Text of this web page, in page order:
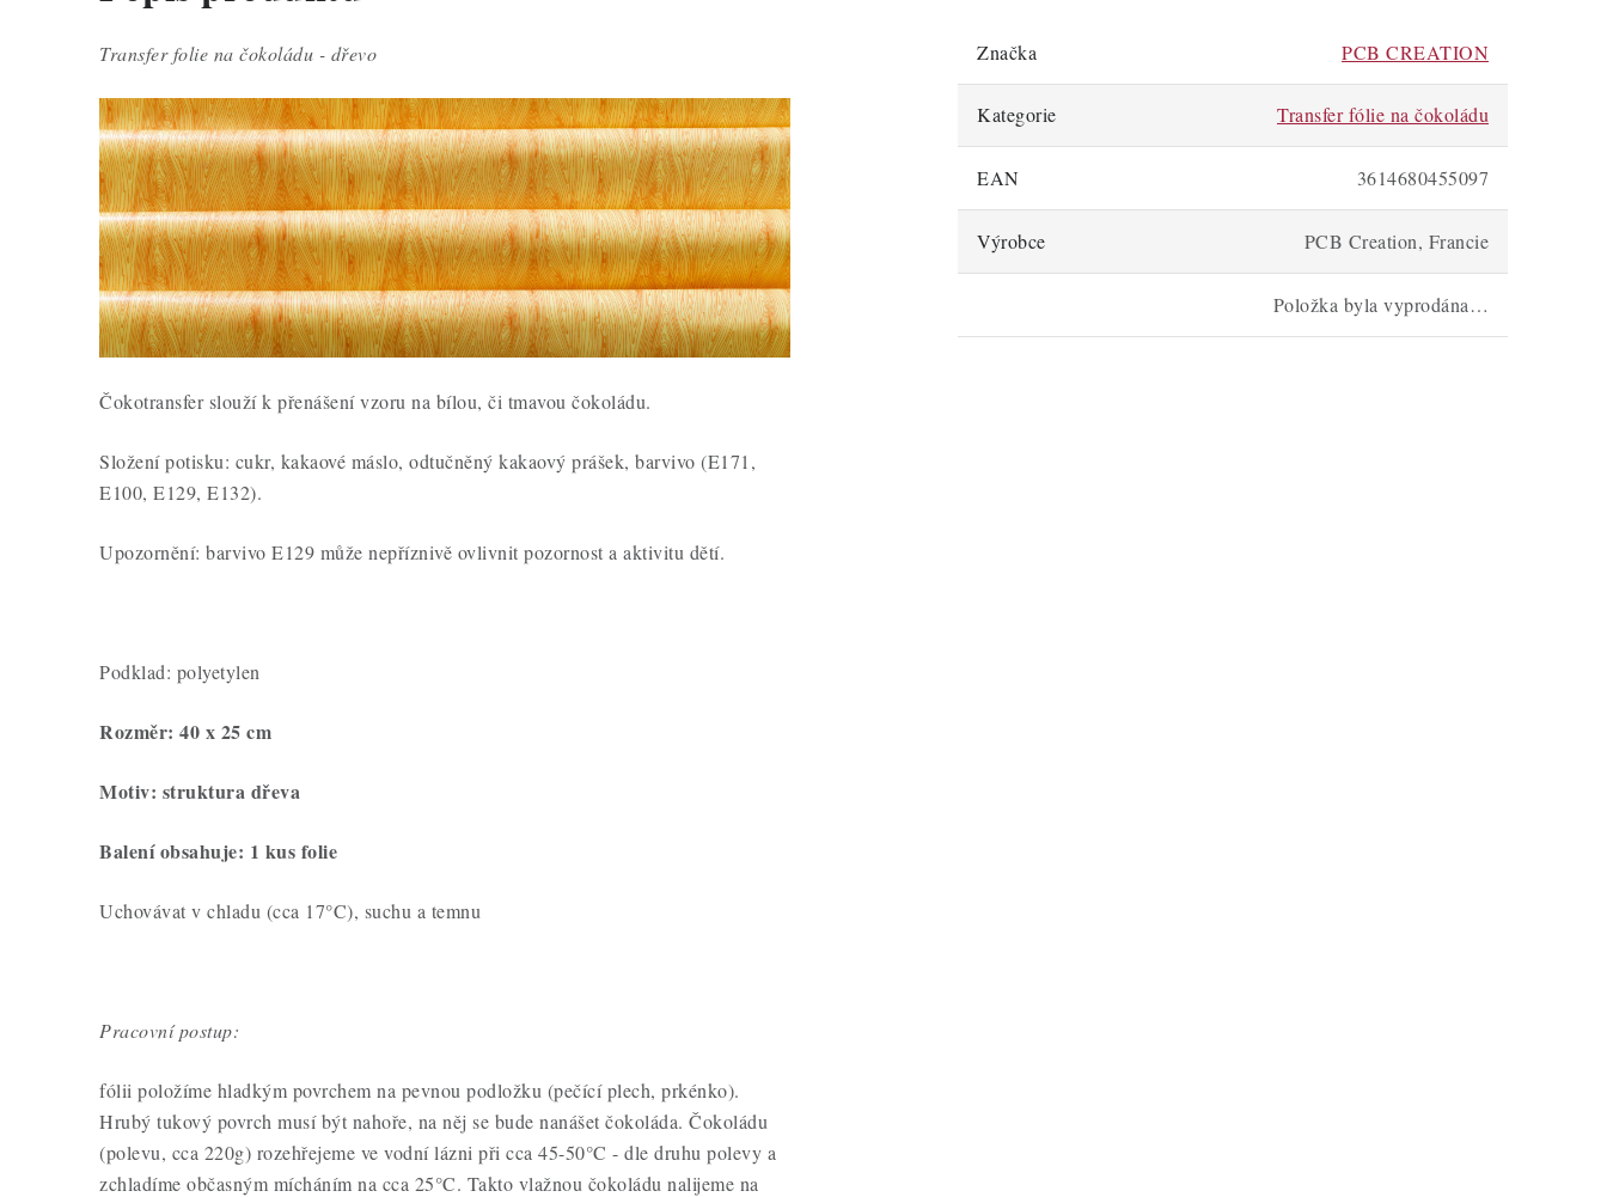
Transfer folie na čokoládu - dřevo
Čokotransfer slouží k přenášení vzoru na bílou, či tmavou čokoládu.
Složení potisku: cukr, kakaové máslo, odtučněný kakaový prášek, barvivo (E171,
E100, E129, E132).
Upozornění: barvivo E129 může nepříznivě ovlivnit pozornost a aktivitu dětí.
Podklad: polyetylen
Rozměr: 40 x 25 cm
Motiv: struktura dřeva
Balení obsahuje: 1 kus folie
Uchovávat v chladu (cca 17°C), suchu a temnu
Pracovní postup:
fólii položíme hladkým povrchem na pevnou podložku (pečící plech, prkénko).
Hrubý tukový povrch musí být nahoře, na něj se bude nanášet čokoláda. Čokoládu
(polevu, cca 220g) rozehřejeme ve vodní lázni při cca 45-50°C - dle druhu polevy a
zchladíme občasným mícháním na cca 25°C. Takto vlažnou čokoládu nalijeme na
Značka PCB CREATION
Kategorie Transfer fólie na čokoládu
EAN 3614680455097
Výrobce PCB Creation, Francie
Položka byla vyprodána…